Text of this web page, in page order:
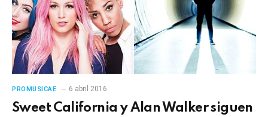
PROMUSICAE 6 abril 2016
Sweet California y Alan Walker siguen